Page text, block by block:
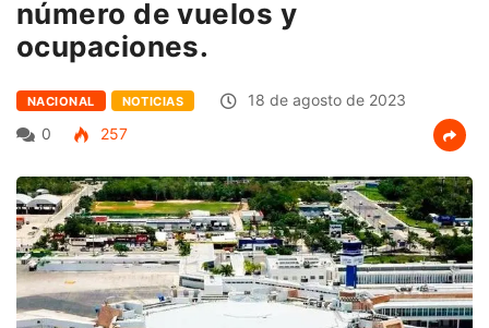
número de vuelos y
ocupaciones.
NACIONAL NOTICIAS
18 de agosto de 2023
0
257